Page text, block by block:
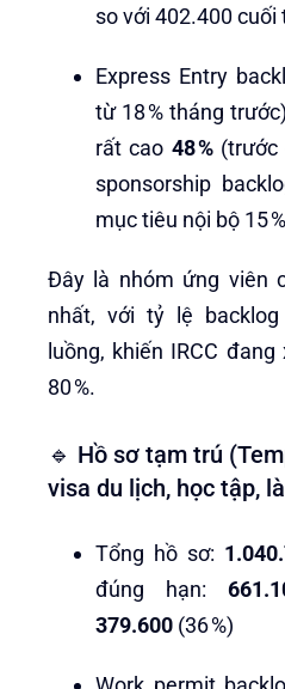
so với 402.400 cuối
Express Entry
từ 18 % tháng
rất cao 48 %(trước
sponsorship
mục tiêu nội bộ 15 %
Đây là nhóm ứng viên
nhất, với tỷ lệ
luồng, khiến IRCC
80 %.
🔹 Hồ sơ tạm trú
visa du lịch, học tập,
Tổng hồ sơ:
đúng hạn:
379.600 (36 %)